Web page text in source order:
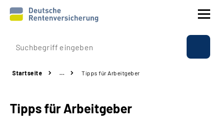
Prävention
Rente
Startseite … Tipps für Arbeitgeber
Tipps für Arbeitgeber